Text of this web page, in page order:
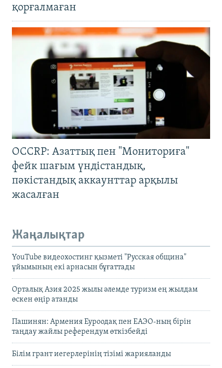
қорғалмаған
OCCRP: Азаттық пен "Мониториға"
фейк шағым үндістандық,
пәкістандық аккаунттар арқылы
жасалған
Жаңалықтар
YouTube видеохостинг қызметі "Русская община"
ұйымының екі арнасын бұғаттады
Орталық Азия 2025 жылы әлемде туризм ең жылдам
өскен өңір атанды
Пашинян: Армения Еуроодақ пен ЕАЭО-ның бірін
таңдау жайлы референдум өткізбейді
Білім грант иегерлерінің тізімі жарияланды